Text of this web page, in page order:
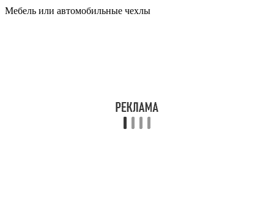
Мебель или автомобильные чехлы